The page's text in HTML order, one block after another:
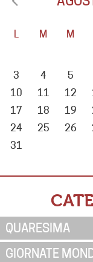
L M M
3
4 5
10
11 12
17
18 19
24
25 26
31
QUARESIMA
GIORNATE